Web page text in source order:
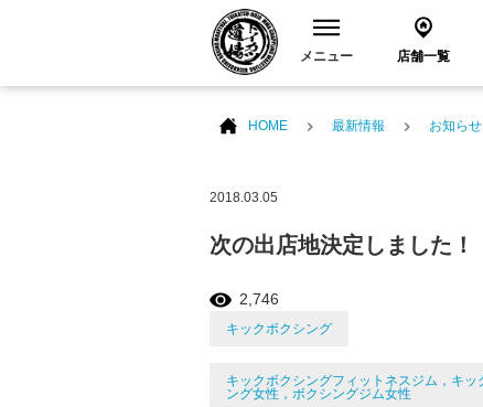
メニュー 店舗一覧
HOME 最新情報 お知らせ
2018.03.05
次の出店地決定しました！
2,746
キックボクシング
キックボクシングフィットネスジム，キ
ング女性，ボクシングジム女性